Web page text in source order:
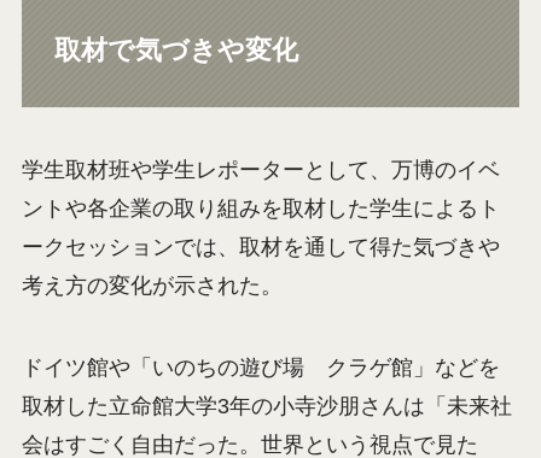
取材で気づきや変化
学生取材班や学生レポーターとして、万博のイベ
ントや各企業の取り組みを取材した学生によるト
ークセッションでは、取材を通して得た気づきや
考え方の変化が示された。
ドイツ館や「いのちの遊び場 クラゲ館」などを
取材した立命館大学3年の小寺沙朋さんは「未来社
会はすごく自由だった。世界という視点で見た